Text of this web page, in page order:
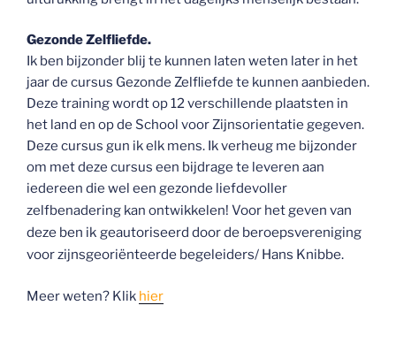
Gezonde Zelfliefde.
Ik ben bijzonder blij te kunnen laten weten later in het
jaar de cursus Gezonde Zelfliefde te kunnen aanbieden.
Deze training wordt op 12 verschillende plaatsten in
het land en op de School voor Zijnsorientatie gegeven.
Deze cursus gun ik elk mens. Ik verheug me bijzonder
om met deze cursus een bijdrage te leveren aan
iedereen die wel een gezonde liefdevoller
zelfbenadering kan ontwikkelen! Voor het geven van
deze ben ik geautoriseerd door de beroepsvereniging
voor zijnsgeoriënteerde begeleiders/ Hans Knibbe.
Meer weten? Klik hier